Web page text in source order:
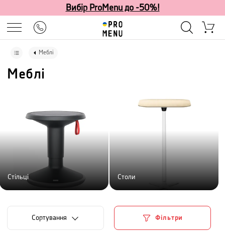
Вибір ProMenu до -50%!
Меблі
Меблі
Стільці Столи
Сортування Фільтри